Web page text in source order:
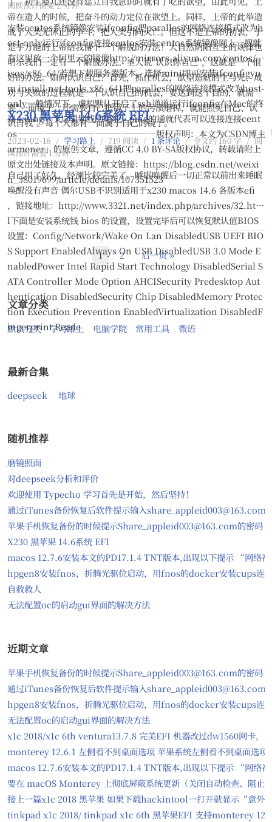
帝在造人的时候，把奋斗的动力定位在欲望上。同样，上帝的此举造
成了人类无休止的争斗，把人类引向灭亡。但这不是上帝的初衷，于
是乎万能的上帝给我留下一个解脱的方法！大自然阴阳互生的规律也
明示我们一定有一个解脱办法。圣人说"认识你自己"，这就是一个很
好的办法。如何认识自己？首先，抓住机会，欲望造就的生与死、成
功与失败的过程就是一个认识自己的机会，要达到这个目的，就需
要"一面镜子，还需要自己把镜子上的污渍磨掉，就能照见自己、认
识自我"。每个人都有一面属于自己的镜子。
阅读预计需要 2 分钟
安装centos系统镜像安装ifconfig把paralles的网络连接模式改为h
ost-only运行ifconfig连接centos安装centos系统镜像网上一搜就
有这里放一个阿里云的镜像http://mirrors.aliyun.com/centos/7/
isos/x86_64/若想下载服务器版本，选择mini即可安装ifconfigyu
m install net-tools.x86_641把paralles的网络连接模式改为host-
only一般情况下，虚拟默认开启了ssh通道运行ifconfig在Mac的终
端上ping一下这里划线的地址，ping的通就代表可以连接连接cent
os————————————————版权声明：本文为CSDN博主
armener」的原创文章，遵循CC 4.0 BY-SA版权协议，转载请附上
原文出处链接及本声明。原文链接：https://blog.csdn.net/weixi
n_38019699/article/details/107351523
X230 黑苹果 14.6系统 EFI
2023-02-16 / 学习路上 / 719 阅读 / 1 条评论 / 全文约 160 字 / 阅
读预计需要 1 分钟
自己用了好久，经测比较完美了，睡眠唤醒后一切正常以前出来睡眠
唤醒没有声音 偶尔USB不识别适用于x230 macos 14.6 各版本efi
，链接地址：http://www.3321.net/index.php/archives/32.htm
l下面是安装系统钱 bios 的设置，设置完毕后可以恢复默认值BIOS
设置：Config/Network/Wake On Lan DisabledUSB UEFI BIO
S Support EnabledAlways On USB DisabledUSB 3.0 Mode E
nabledPower Intel Rapid Start Technology DisabledSerial S
ATA Controller Mode Option AHCISecurity Predesktop Aut
hentication DisabledSecurity Chip DisabledMemory Protec
tion Execution Prevention EnabledVirtualization DisabledF
ingerprint Reade
1 2 后一页 »
文章分类
默认分类 学习路上 电脑学院 常用工具 微语
最新合集
deepseek 地球
随机推荐
磨镜照面
对deepseek分析和评价
欢迎使用 Typecho 学习首先是开始，然后坚持！
通过iTunes备份恢复后软件提示输入share_appleid003@163.com
苹果手机恢复备份的时候提示Share_appleid003@163.com的密码
X230 黑苹果 14.6系统 EFI
macos 12.7.6安装本文的PD17.1.4 TNT版本,出现以下提示 “网络
hpgen8安装fnos，折腾光驱位启动，用fnos的docker安装cups连
自救救人
无法配置oc的启动gui界面的解决方法
近期文章
苹果手机恢复备份的时候提示Share_appleid003@163.com的密码
通过iTunes备份恢复后软件提示输入share_appleid003@163.com
hpgen8安装fnos，折腾光驱位启动，用fnos的docker安装cups连
无法配置oc的启动gui界面的解决方法
x1c 2018/x1c 6th ventura13.7.8 完美EFI 机器改过dw1560网卡，
monterey 12.6.1 左侧看不到桌面选项 苹果系统左侧看不到桌面选项
macos 12.7.6安装本文的PD17.1.4 TNT版本,出现以下提示 “网络
要在 macOS Monterey 上彻底屏蔽系统更新（关闭自动检查、阻止
接上一篇x1c 2018 黑苹果 如果下载hackintool一打开就显示“意外
tinkpad x1c 2018/ tinkpad x1c 6th 黑苹果EFI 支持monterey